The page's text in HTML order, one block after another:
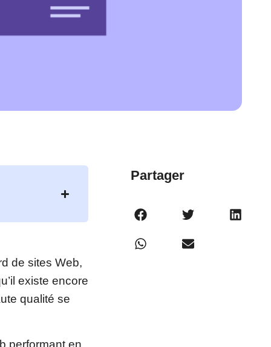
de sites Web,
existe encore
qualité se
performant en
Partager